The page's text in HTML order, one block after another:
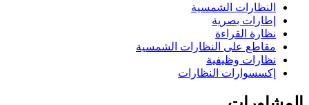
النظارات الشمسية
إطارات بصرية
نظارة القراءة
مقاطع على النظارات الشمسية
نظارات وظيفية
إكسسوارات النظارات